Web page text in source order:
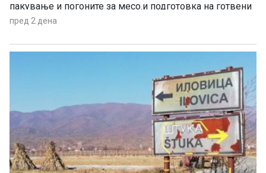
пакување и погоните за месо.и подготовка на готвени
јадења. Префрлен е и центарот за логистика, односно
пред 2 дена